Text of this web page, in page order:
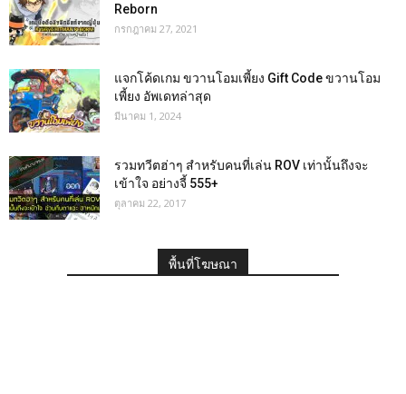
Reborn
กรกฎาคม 27, 2021
แจกโค้ดเกม ขวานโอมเพี้ยง Gift Code ขวานโอม
เพี้ยง อัพเดทล่าสุด
มีนาคม 1, 2024
รวมทวีตฮ่าๆ สำหรับคนที่เล่น ROV เท่านั้นถึงจะ
เข้าใจ อย่างจี้ 555+
ตุลาคม 22, 2017
พื้นที่โฆษณา